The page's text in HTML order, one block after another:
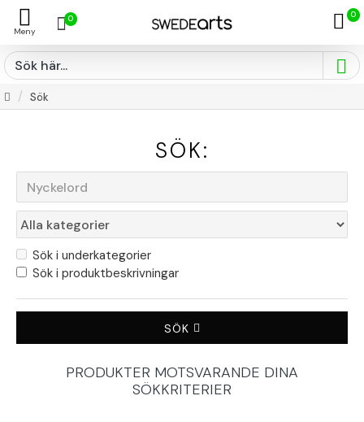
0 0
Sök
SÖK:
Sök i underkategorier
Sök i produktbeskrivningar
SÖK
PRODUKTER MOTSVARANDE DINA
SÖKKRITERIER